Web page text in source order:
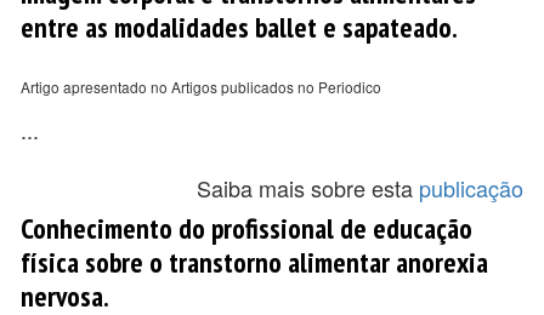
entre as modalidades ballet e sapateado.
Artigo apresentado no Artigos publicados no Periodico
...
Saiba mais sobre esta publicação
Conhecimento do profissional de educação
física sobre o transtorno alimentar anorexia
nervosa.